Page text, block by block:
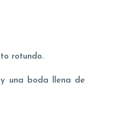
rotundo.
una boda llena de